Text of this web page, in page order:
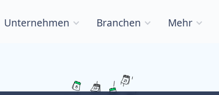
Unternehmen Branchen Mehr